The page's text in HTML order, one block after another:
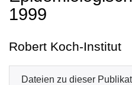
1999
Robert Koch-Institut
Dateien zu dieser